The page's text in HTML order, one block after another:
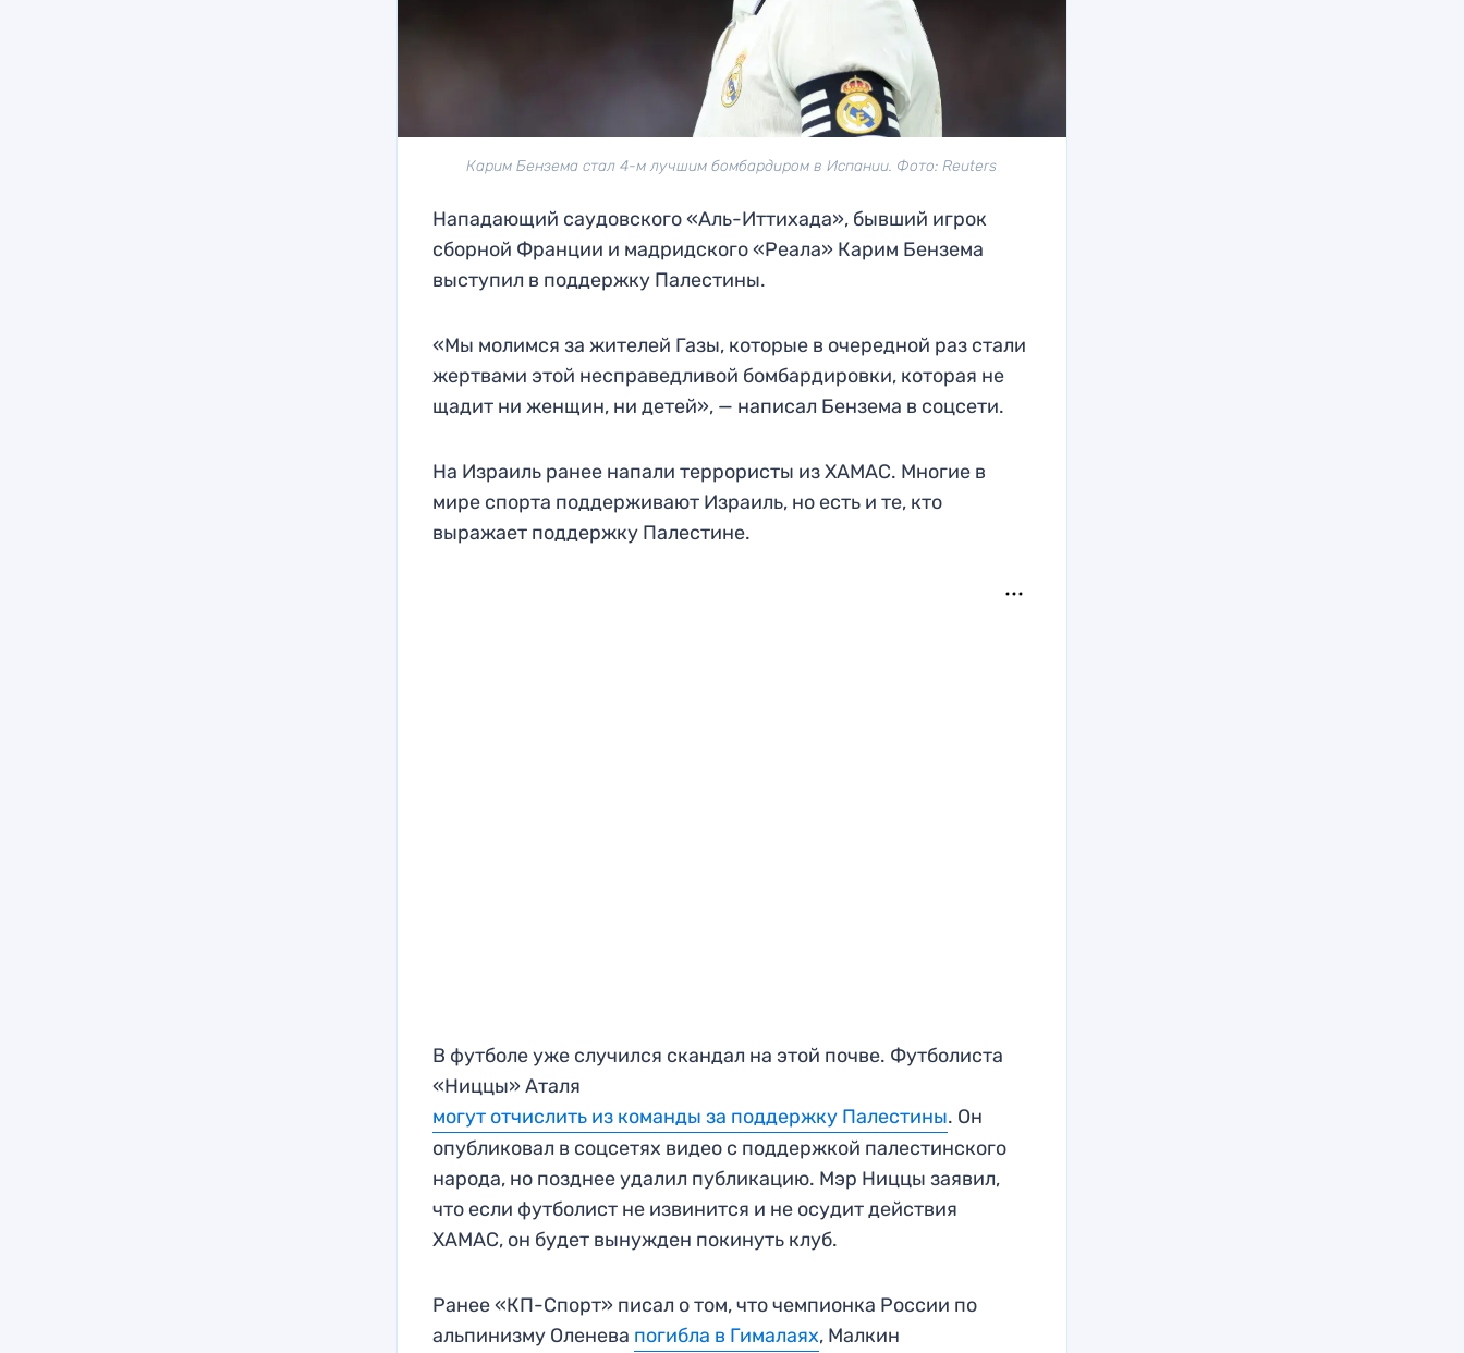
Карим Бензема стал 4-м лучшим бомбардиром в Испании. Фото: Reuters
Нападающий саудовского «Аль-Иттихада», бывший игрок
сборной Франции и мадридского «Реала» Карим Бензема
выступил в поддержку Палестины.
«Мы молимся за жителей Газы, которые в очередной раз стали
жертвами этой несправедливой бомбардировки, которая не
щадит ни женщин, ни детей», — написал Бензема в соцсети.
На Израиль ранее напали террористы из ХАМАС. Многие в
мире спорта поддерживают Израиль, но есть и те, кто
выражает поддержку Палестине.
В футболе уже случился скандал на этой почве. Футболиста
«Ниццы» Аталя
могут отчислить из команды за поддержку Палестины. Он
опубликовал в соцсетях видео с поддержкой палестинского
народа, но позднее удалил публикацию. Мэр Ниццы заявил,
что если футболист не извинится и не осудит действия
ХАМАС, он будет вынужден покинуть клуб.
Ранее «КП-Спорт» писал о том, что чемпионка России по
альпинизму Оленева погибла в Гималаях, Малкин